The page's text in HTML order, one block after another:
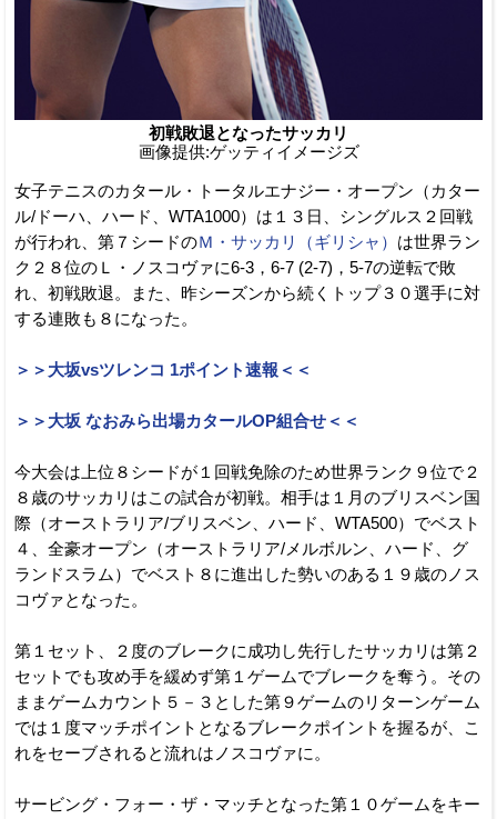
初戦敗退となったサッカリ
画像提供:ゲッティイメージズ
女子テニスのカタール・トータルエナジー・オープン（カター
ル/ドーハ、ハード、WTA1000）は１３日、シングルス２回戦
が行われ、第７シードのＭ・サッカリ（ギリシャ） は世界ラン
ク２８位のＬ・ノスコヴァに6-3，6-7 (2-7)，5-7の逆転で敗
れ、初戦敗退。また、昨シーズンから続くトップ３０選手に対
する連敗も８になった。
＞＞大坂vsツレンコ 1ポイント速報＜＜
＞＞大坂 なおみら出場カタールOP組合せ＜＜
今大会は上位８シードが１回戦免除のため世界ランク９位で２
８歳のサッカリはこの試合が初戦。相手は１月のブリスベン国
際（オーストラリア/ブリスベン、ハード、WTA500）でベスト
４、全豪オープン（オーストラリア/メルボルン、ハード、グ
ランドスラム）でベスト８に進出した勢いのある１９歳のノス
コヴァとなった。
第１セット、２度のブレークに成功し先行したサッカリは第２
セットでも攻め手を緩めず第１ゲームでブレークを奪う。その
ままゲームカウント５－３とした第９ゲームのリターンゲーム
では１度マッチポイントとなるブレークポイントを握るが、こ
れをセーブされると流れはノスコヴァに。
サービング・フォー・ザ・マッチとなった第１０ゲームをキー